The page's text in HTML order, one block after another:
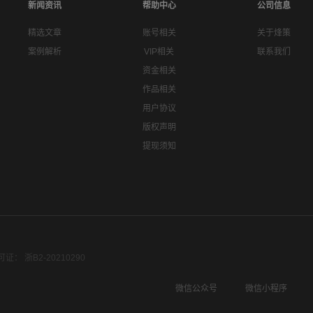
新闻资讯
精选文章
案例解析
帮助中心
账号相关
VIP相关
资金相关
作品相关
用户协议
版权声明
提现须知
公司信息
关于烽策
联系我们
证： 浙B2-20210290
微信公众号
微信小程序